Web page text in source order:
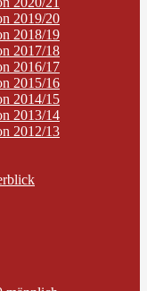
2019/20
2018/19
2017/18
2016/17
2015/16
2014/15
2013/14
2012/13